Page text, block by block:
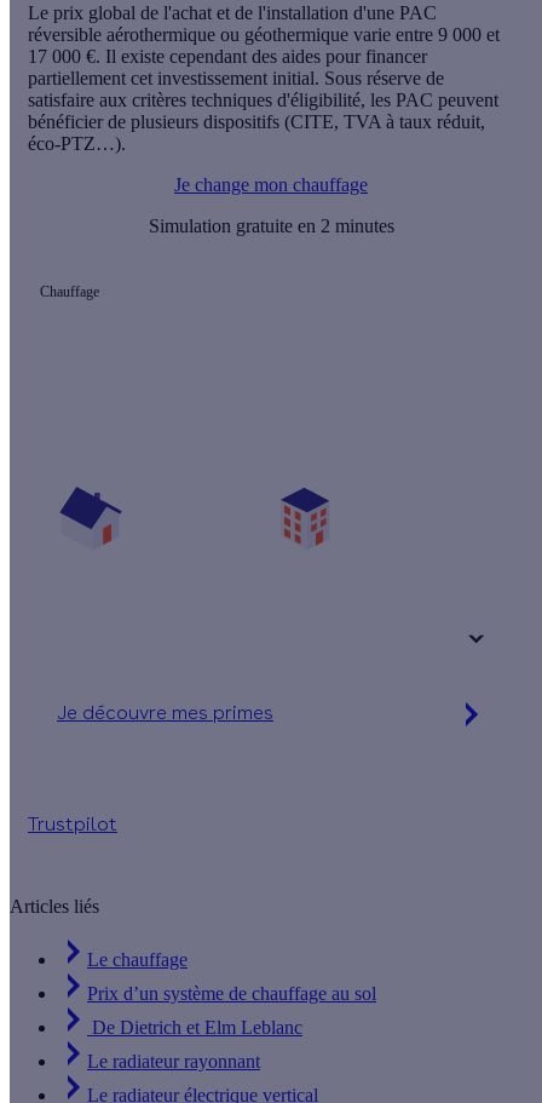
Le prix global de l'achat et de l'installation d'une PAC
réversible aérothermique ou géothermique varie entre 9 000 et
17 000 €. Il existe cependant des aides pour financer
partiellement cet investissement initial. Sous réserve de
satisfaire aux critères techniques d'éligibilité, les PAC peuvent
bénéficier de plusieurs dispositifs (CITE, TVA à taux réduit,
éco-PTZ…).
Je change mon chauffage
Simulation gratuite en 2 minutes
Chauffage
Je découvre mes primes
Trustpilot
Articles liés
Le chauffage
Prix d’un système de chauffage au sol
De Dietrich et Elm Leblanc
Le radiateur rayonnant
Le radiateur électrique vertical